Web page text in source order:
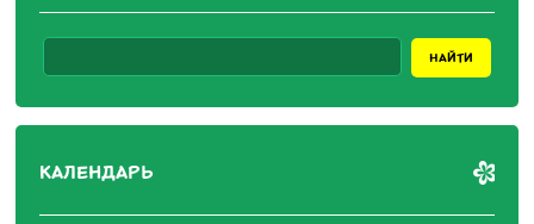
КАЛЕНДАРЬ